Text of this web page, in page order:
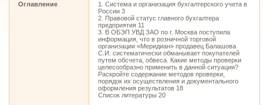
Оглавление
1. Система и организация бухгалтерского учета в
России 3
2. Правовой статус главного бухгалтера
предприятия 11
3. В ОБЭП УВД ЗАО по г. Москва поступила
информация, что в розничной торговой
организации «Меридиан» продавец Балашова
С.И. систематически обманывает покупателей
путем обсчета, обвеса. Какие методы проверки
целесообразно применить в данной ситуации?
Раскройте содержание методов проверки,
порядок их осуществления и документального
оформления результатов 18
Список литературы 20